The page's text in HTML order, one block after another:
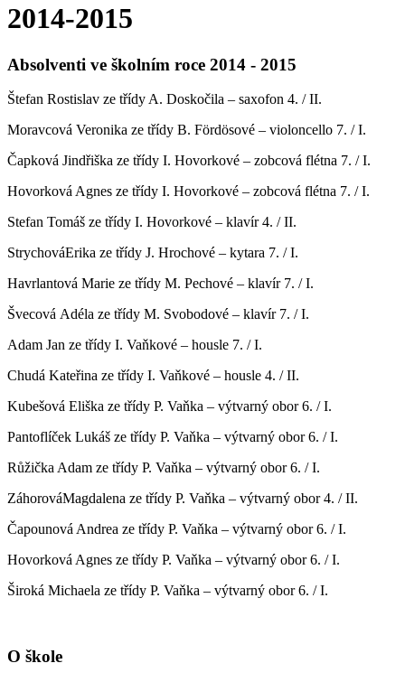
2014-2015
Absolventi ve školním roce 2014 - 2015
Štefan Rostislav ze třídy A. Doskočila – saxofon 4. / II.
Moravcová Veronika ze třídy B. Fördösové – violoncello 7. / I.
Čapková Jindřiška ze třídy I. Hovorkové – zobcová flétna 7. / I.
Hovorková Agnes ze třídy I. Hovorkové – zobcová flétna 7. / I.
Stefan Tomáš ze třídy I. Hovorkové – klavír 4. / II.
StrychováErika ze třídy J. Hrochové – kytara 7. / I.
Havrlantová Marie ze třídy M. Pechové – klavír 7. / I.
Švecová Adéla ze třídy M. Svobodové – klavír 7. / I.
Adam Jan ze třídy I. Vaňkové – housle 7. / I.
Chudá Kateřina ze třídy I. Vaňkové – housle 4. / II.
Kubešová Eliška ze třídy P. Vaňka – výtvarný obor 6. / I.
Pantoflíček Lukáš ze třídy P. Vaňka – výtvarný obor 6. / I.
Růžička Adam ze třídy P. Vaňka – výtvarný obor 6. / I.
ZáhorováMagdalena ze třídy P. Vaňka – výtvarný obor 4. / II.
Čapounová Andrea ze třídy P. Vaňka – výtvarný obor 6. / I.
Hovorková Agnes ze třídy P. Vaňka – výtvarný obor 6. / I.
Široká Michaela ze třídy P. Vaňka – výtvarný obor 6. / I.
O škole